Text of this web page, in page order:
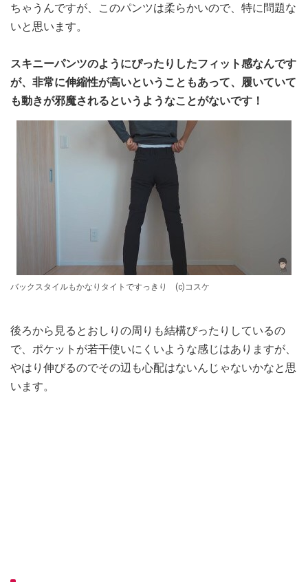
ちゃうんですが、このパンツは柔らかいので、特に問題な
いと思います。
スキニーパンツのようにぴったりしたフィット感なんです
が、非常に伸縮性が高いということもあって、履いていて
も動きが邪魔されるというようなことがないです！
バックスタイルもかなりタイトですっきり (c)コスケ
後ろから見るとおしりの周りも結構ぴったりしているの
で、ポケットが若干使いにくいような感じはありますが、
やはり伸びるのでその辺も心配はないんじゃないかなと思
います。